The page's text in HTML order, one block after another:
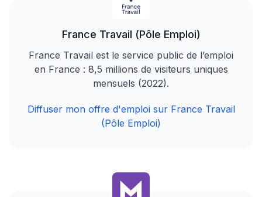
France Travail (Pôle Emploi)
France Travail est le service public de l’emploi
en France : 8,5 millions de visiteurs uniques
mensuels (2022).
Diffuser mon offre d'emploi sur France Travail
(Pôle Emploi)